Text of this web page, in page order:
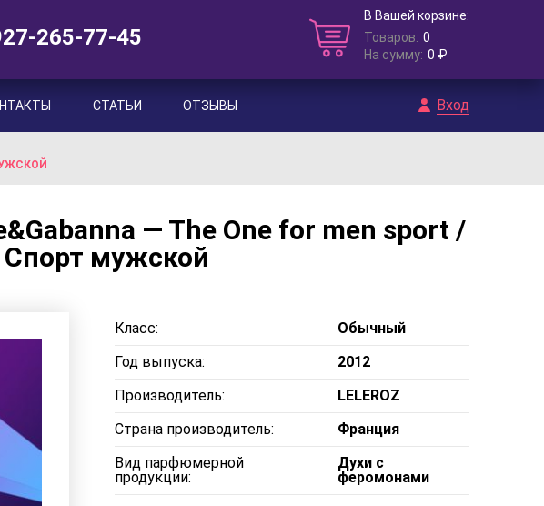
265-77-45
В Вашей корзине:
Товаров: 0
На сумму: 0 ₽
СТАТЬИ ОТЗЫВЫ Вход
— The One for men sport /
мужской
Класс:
Обычный
Год выпуска:
2012
Производитель:
LELEROZ
Страна производитель:
Франция
Вид парфюмерной
продукции:
Духи с
феромонами